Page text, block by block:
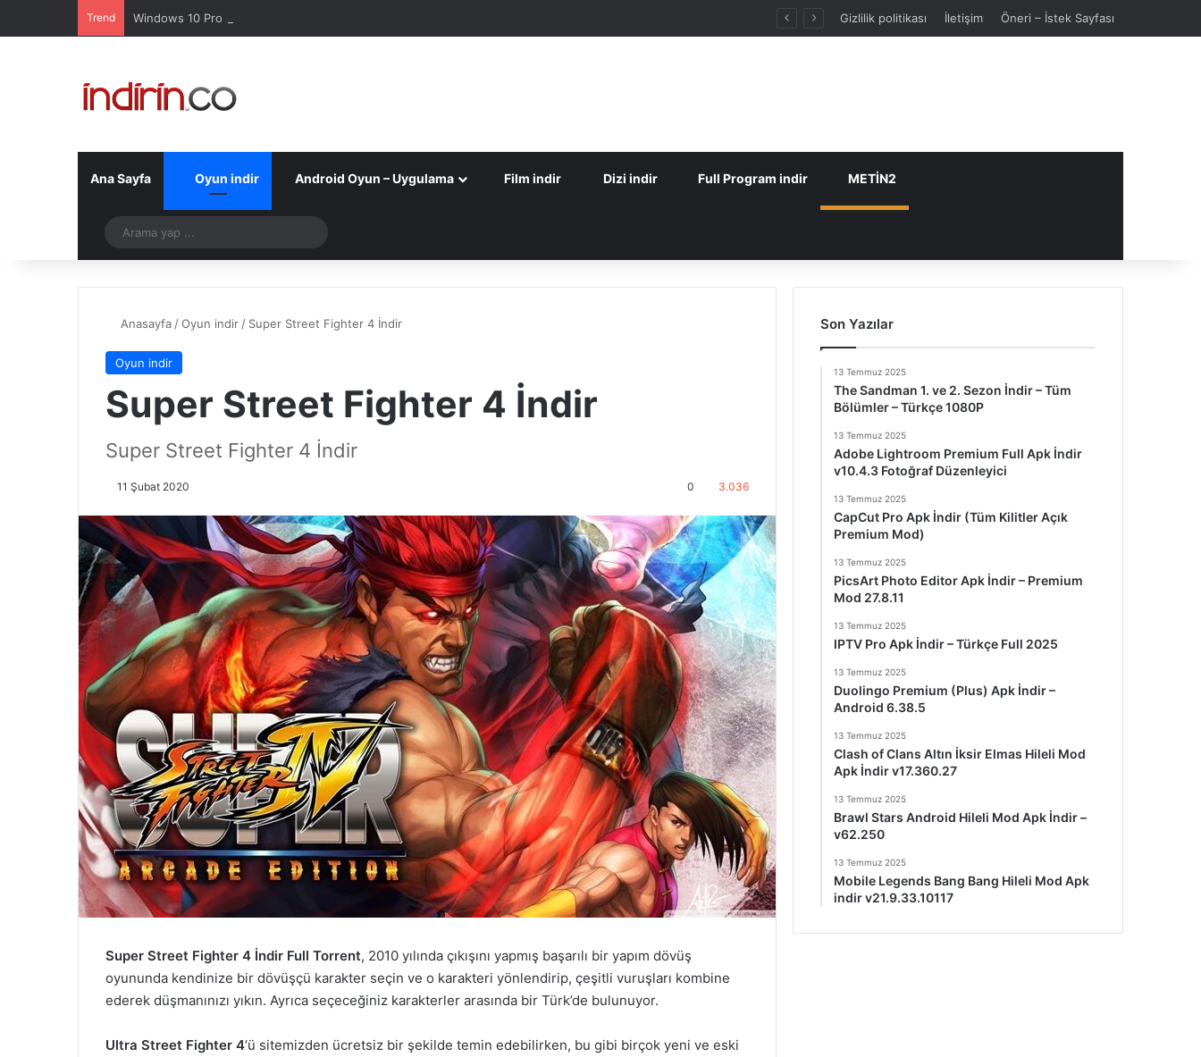
Trend Windows 10 Pro indir – Türkçe – Güncel 2025 Gizlilik politikası İletişim Öneri – İstek Sayfası
Ana Sayfa Oyun indir Android Oyun – Uygulama Film indir Dizi indir Full Program indir METİN2
Telegram
yap
Anasayfa /Oyun indir / Super Street Fighter 4 İndir
Oyun indir
Super Street Fighter 4 İndir
Super Street Fighter 4 İndir
11 Şubat 2020 0 3.036
Super Street Fighter 4 İndir Full Torrent, 2010 yılında çıkışını yapmış başarılı bir yapım dövüş
oyununda kendinize bir dövüşçü karakter seçin ve o karakteri yönlendirip, çeşitli vuruşları kombine
ederek düşmanınızı yıkın. Ayrıca seçeceğiniz karakterler arasında bir Türk’de bulunuyor.
Ultra Street Fighter 4‘ü sitemizden ücretsiz bir şekilde temin edebilirken, bu gibi birçok yeni ve eski
Son Yazılar
13 Temmuz 2025
The Sandman 1. ve 2. Sezon İndir – Tüm
Bölümler – Türkçe 1080P
13 Temmuz 2025
Adobe Lightroom Premium Full Apk İndir
v10.4.3 Fotoğraf Düzenleyici
13 Temmuz 2025
CapCut Pro Apk İndir (Tüm Kilitler Açık
Premium Mod)
13 Temmuz 2025
PicsArt Photo Editor Apk İndir – Premium
Mod 27.8.11
13 Temmuz 2025
IPTV Pro Apk İndir – Türkçe Full 2025
13 Temmuz 2025
Duolingo Premium (Plus) Apk İndir –
Android 6.38.5
13 Temmuz 2025
Clash of Clans Altın İksir Elmas Hileli Mod
Apk İndir v17.360.27
13 Temmuz 2025
Brawl Stars Android Hileli Mod Apk İndir –
v62.250
13 Temmuz 2025
Mobile Legends Bang Bang Hileli Mod Apk
indir v21.9.33.10117